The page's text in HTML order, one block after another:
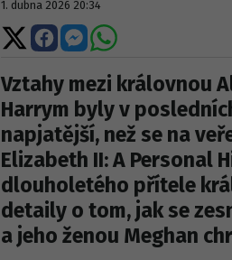
1. dubna 2026 20:34
Sdílet
na
Sdílet
na
Sdílet
na
Sdílet
Vztahy mezi královnou
Harrym byly v
napjatější, než se na
Elizabeth II: A Personal
dlouholetého přítele
detaily o tom, jak se
a jeho ženou Meghan